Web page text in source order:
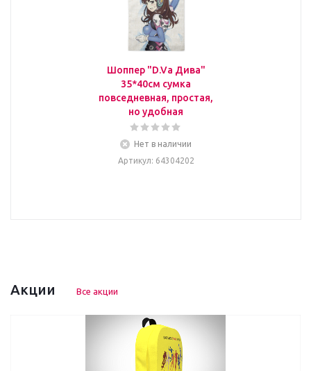
Шоппер "D.Va Дива"
35*40см сумка
повседневная, простая,
но удобная
Нет в наличии
Артикул: 64304202
Акции Все акции